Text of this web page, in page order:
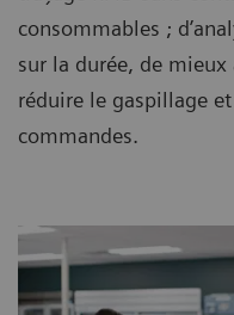
consommables ;
sur la durée, de
réduire le gaspillage
commandes.